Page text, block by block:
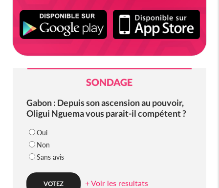
SONDAGE
Gabon : Depuis son ascension au pouvoir,
Oligui Nguema vous parait-il compétent ?
Oui
Non
Sans avis
+ Voir les resultats